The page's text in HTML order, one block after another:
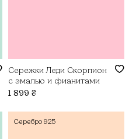
Сережки Леди Скорпион
с эмалью и фианитами
1 899 ₴
Серебро 925